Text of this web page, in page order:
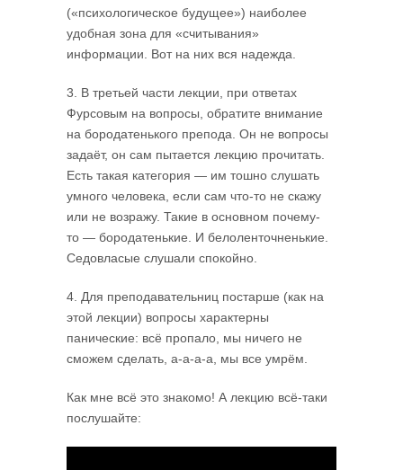
(«психологическое будущее») наиболее
удобная зона для «считывания»
информации. Вот на них вся надежда.
3. В третьей части лекции, при ответах
Фурсовым на вопросы, обратите внимание
на бородатенького препода. Он не вопросы
задаёт, он сам пытается лекцию прочитать.
Есть такая категория — им тошно слушать
умного человека, если сам что-то не скажу
или не возражу. Такие в основном почему-
то — бородатенькие. И белоленточненькие.
Седовласые слушали спокойно.
4. Для преподавательниц постарше (как на
этой лекции) вопросы характерны
панические: всё пропало, мы ничего не
сможем сделать, а-а-а-а, мы все умрём.
Как мне всё это знакомо! А лекцию всё-таки
послушайте: